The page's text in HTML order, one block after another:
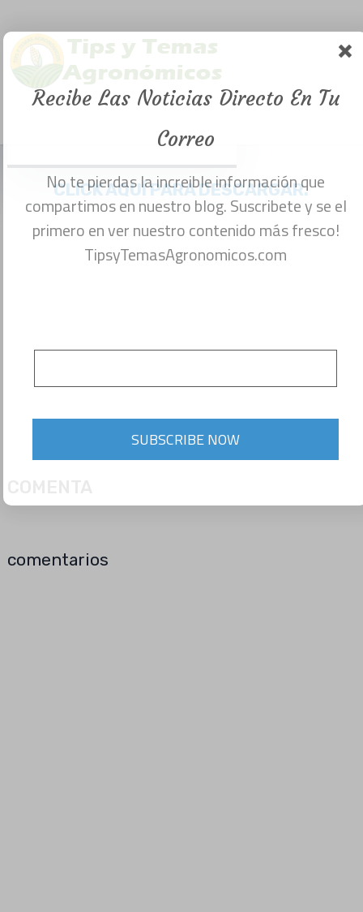
personal
agrícola
(Manual pdf)
noviembre 10, 2016
CLICK AQUÍ PARA DESCARGAR.
comentarios
Recibe Las Noticias Directo En Tu
Correo
No te pierdas la increible información que compartimos en nuestro blog. Suscribete y se el
primero en ver nuestro contenido más fresco!
TipsyTemasAgronomicos.com
SUBSCRIBE NOW